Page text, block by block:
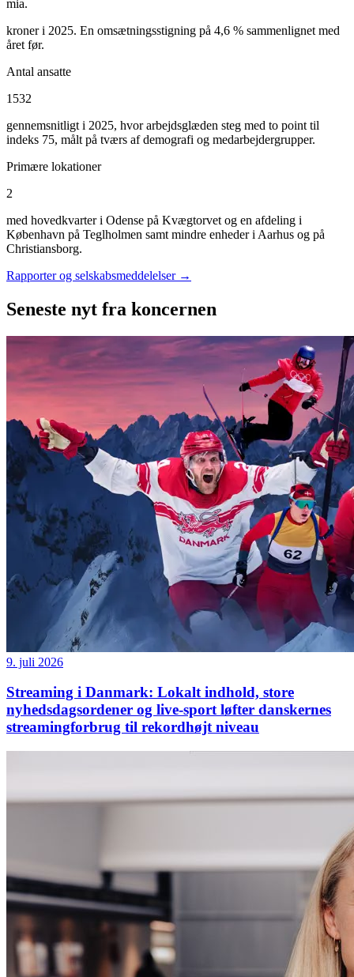
mia.
kroner i 2025. En omsætningsstigning på 4,6 % sammenlignet med
året før.
Antal ansatte
1532
gennemsnitligt i 2025, hvor arbejdsglæden steg med to point til
indeks 75, målt på tværs af demografi og medarbejdergrupper.
Primære lokationer
2
med hovedkvarter i Odense på Kvægtorvet og en afdeling i
København på Teglholmen samt mindre enheder i Aarhus og på
Christiansborg.
Rapporter og selskabsmeddelelser →
Seneste nyt fra koncernen
9. juli 2026
Streaming i Danmark: Lokalt indhold, store
nyhedsdagsordener og live-sport løfter danskernes
streamingforbrug til rekordhøjt niveau